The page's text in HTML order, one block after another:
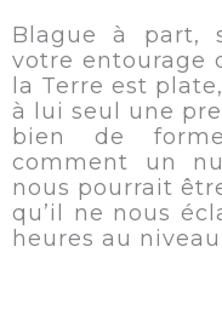
Blague à part,
votre entourage
la Terre est
à lui seul une
bien de
comment un
nous pourrait
qu’il ne nous
heures au